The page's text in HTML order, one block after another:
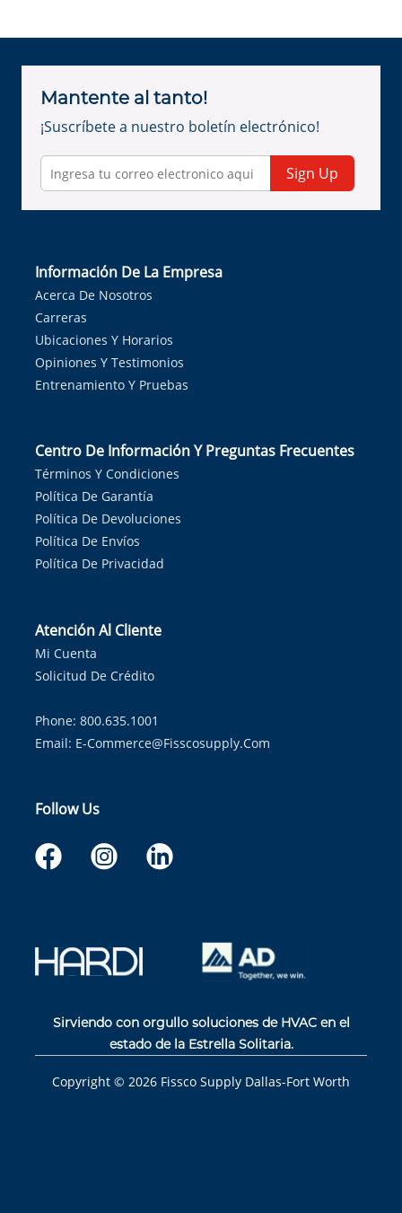
Mantente al tanto!
¡Suscríbete a nuestro boletín electrónico!
Sign Up
Información De La Empresa
Acerca De Nosotros
Carreras
Ubicaciones Y Horarios
Opiniones Y Testimonios
Entrenamiento Y Pruebas
Centro De Información Y Preguntas Frecuentes
Términos Y Condiciones
Política De Garantía
Política De Devoluciones
Política De Envíos
Política De Privacidad
Atención Al Cliente
Mi Cuenta
Solicitud De Crédito
Phone: 800.635.1001
Email: E-Commerce@fisscosupply.com
Follow Us
Sirviendo con orgullo soluciones de HVAC en el
estado de la Estrella Solitaria.
Copyright © 2026 Fissco Supply Dallas-Fort Worth